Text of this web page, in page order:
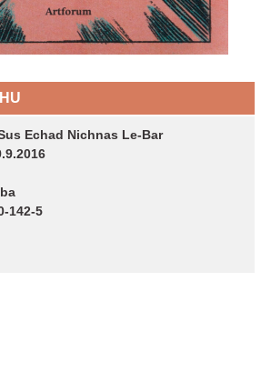
Echad Nichnas Le-Bar
142-5